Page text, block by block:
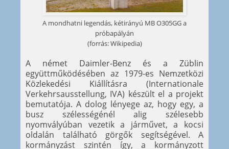
A mondhatni legendás, kétirányú MB O305GG a
próbapályán
(forrás: Wikipedia)
A német Daimler-Benz és a Züblin
együttműködésében az 1979-es Nemzetközi
Közlekedési Kiállításra (Internationale
Verkehrsausstellung, IVA) készült el a projekt
bemutatója. A dolog lényege az, hogy egy, a
busz szélességénél alig szélesebb
nyomvályúban vezetik a járművet, a kocsi
oldalán található görgők segítségével. A
kormányzást szintén így, a kormányzott